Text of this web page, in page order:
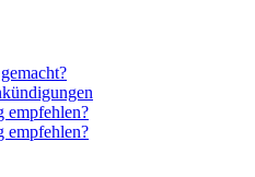
empfehlen?
empfehlen?